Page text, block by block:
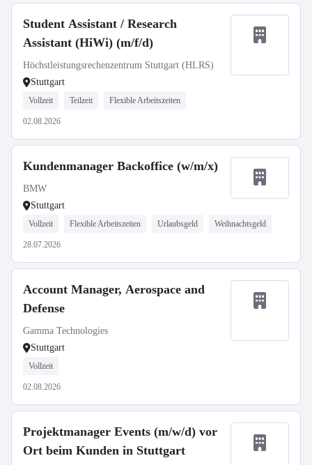
Student Assistant / Research
Assistant (HiWi) (m/f/d)
Höchstleistungsrechenzentrum Stuttgart (HLRS)
Stuttgart
Vollzeit Teilzeit Flexible Arbeitszeiten
02.08.2026
Kundenmanager Backoffice (w/m/x)
BMW
Stuttgart
Vollzeit Flexible Arbeitszeiten Urlaubsgeld Weihnachtsgeld
28.07.2026
Account Manager, Aerospace and
Defense
Gamma Technologies
Stuttgart
Vollzeit
02.08.2026
Projektmanager Events (m/w/d) vor
Ort beim Kunden in Stuttgart